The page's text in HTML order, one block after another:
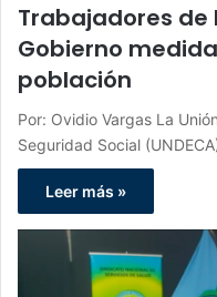
Trabajadores de
Gobierno
población
Por: Ovidio Vargas La
Seguridad Social
Leer más »